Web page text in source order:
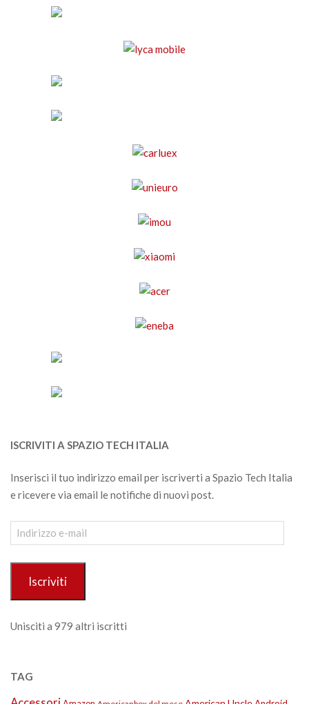
ISCRIVITI A SPAZIO TECH ITALIA
Inserisci il tuo indirizzo email per iscriverti a Spazio Tech Italia
e ricevere via email le notifiche di nuovi post.
Indirizzo
e-
Iscriviti
Unisciti a 979 altri iscritti
TAG